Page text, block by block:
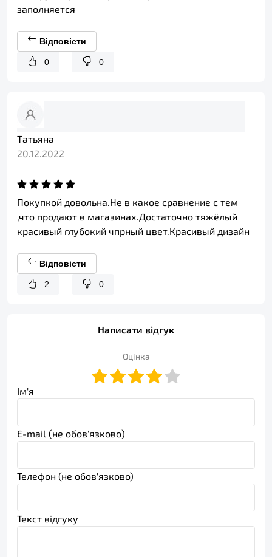
заполняется
Відповісти
0 0
Татьяна
20.12.2022
Покупкой довольна.Не в какое сравнение с тем
,что продают в магазинах.Достаточно тяжёлый
красивый глубокий чпрный цвет.Красивый дизайн
Відповісти
2 0
Написати відгук
Оцінка
Ім'я
E-mail (не обов'язково)
Телефон (не обов'язково)
Текст відгуку